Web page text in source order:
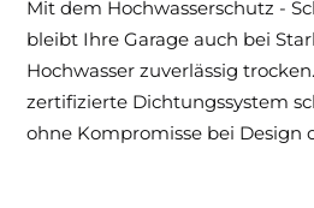
Mit dem Hochwasserschutz -
bleibt Ihre Garage auch bei
Hochwasser zuverlässig
zertifizierte Dichtungssystem
ohne Kompromisse bei Design